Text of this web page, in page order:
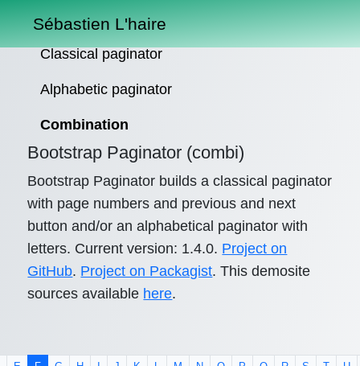
Sébastien L'haire
Classical paginator
Alphabetic paginator
Combination
Bootstrap Paginator (combi)
Bootstrap Paginator builds a classical paginator
with page numbers and previous and next
button and/or an alphabetical paginator with
letters. Current version: 1.4.0. Project on
GitHub. Project on Packagist. This demosite
sources available here.